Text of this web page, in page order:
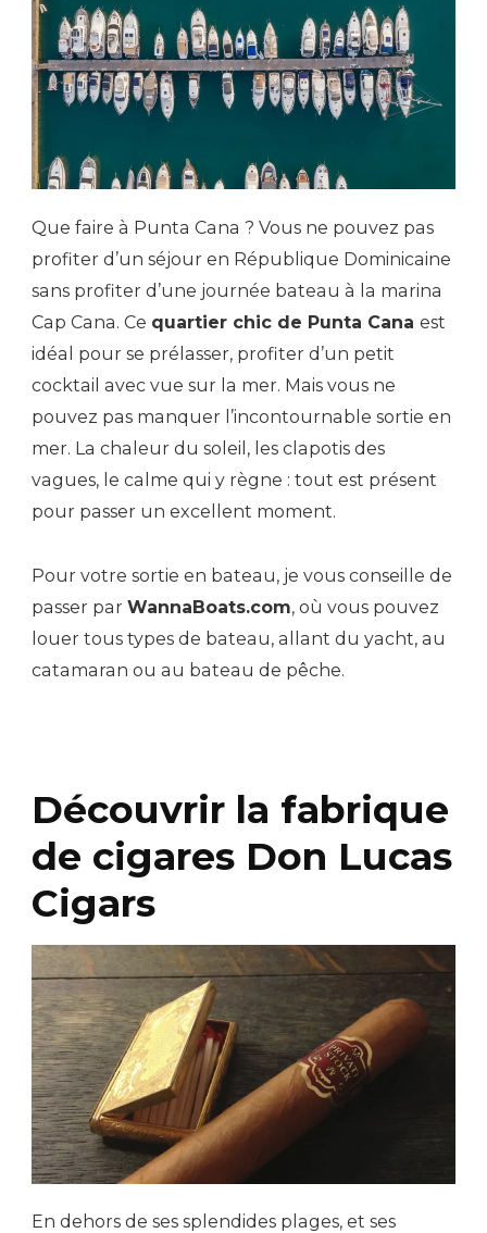
Que faire à Punta Cana ? Vous ne pouvez pas
profiter d’un séjour en République Dominicaine
sans profiter d’une journée bateau à la marina
Cap Cana. Ce quartier chic de Punta Cana est
idéal pour se prélasser, profiter d’un petit
cocktail avec vue sur la mer. Mais vous ne
pouvez pas manquer l’incontournable sortie en
mer. La chaleur du soleil, les clapotis des
vagues, le calme qui y règne : tout est présent
pour passer un excellent moment.
Pour votre sortie en bateau, je vous conseille de
passer par WannaBoats.com, où vous pouvez
louer tous types de bateau, allant du yacht, au
catamaran ou au bateau de pêche.
Découvrir la fabrique
de cigares Don Lucas
Cigars
En dehors de ses splendides plages, et ses